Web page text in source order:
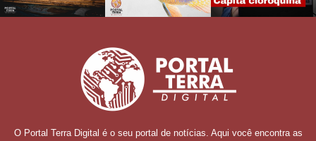
O Portal Terra Digital é o seu portal de notícias. Aqui você encontra as